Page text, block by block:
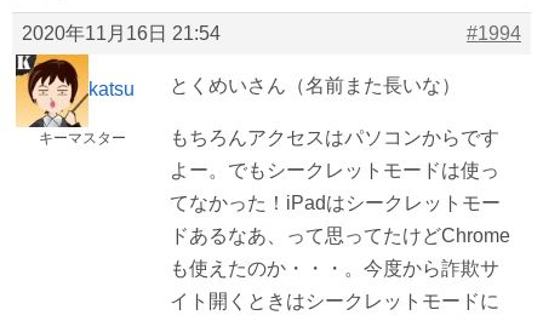
2020年11月16日 21:54 #1994
katsu
キーマスター
とくめいさん（名前また長いな）
もちろんアクセスはパソコンからです
よー。でもシークレットモードは使っ
てなかった！iPadはシークレットモー
ドあるなあ、って思ってたけどChrome
も使えたのか・・・。今度から詐欺サ
イト開くときはシークレットモードに